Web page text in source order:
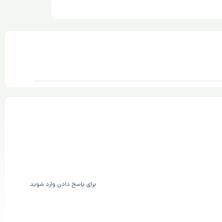
برای پاسخ دادن وارد شوید